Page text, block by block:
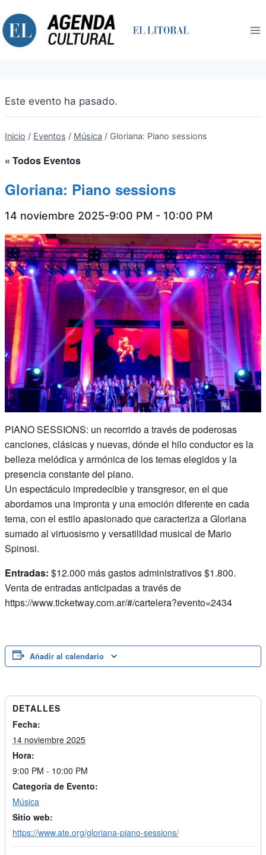
al
contenido
Este evento ha pasado.
Inicio / Eventos / Música / Gloriana: Piano sessions
« Todos Eventos
Gloriana: Piano sessions
14 noviembre 2025-9:00 PM - 10:00 PM
PIANO SESSIONS: un recorrido a través de poderosas
canciones, clásicas y nuevas, dónde el hilo conductor es la
belleza melódica y armónica de los temas elegidos y la
presencia constante del piano.
Un espectáculo impredecible y transgresor, en el que
abordamos una impronta y una emoción diferente en cada
tema, con el estilo apasionado que caracteriza a Gloriana
sumado al virtuosismo y versatilidad musical de Mario
Spinosi.
Entradas: $12.000 más gastos administrativos $1.800.
Venta de entradas anticipadas a través de
https://www.ticketway.com.ar/#/cartelera?evento=2434
Añadir al calendario
DETALLES
Fecha:
14 noviembre 2025
Hora:
9:00 PM - 10:00 PM
Categoría de Evento:
Música
Sitio web:
https://www.ate.org/gloriana-piano-sessions/